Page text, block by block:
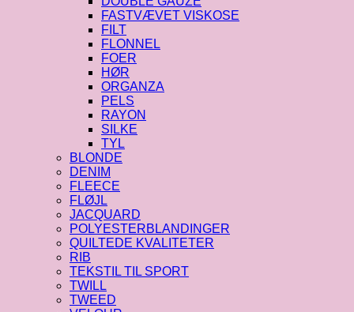
FASTVÆVET VISKOSE
FILT
FLONNEL
FOER
HØR
ORGANZA
PELS
RAYON
SILKE
TYL
BLONDE
DENIM
FLEECE
FLØJL
JACQUARD
POLYESTERBLANDINGER
QUILTEDE KVALITETER
RIB
TEKSTIL TIL SPORT
TWILL
TWEED